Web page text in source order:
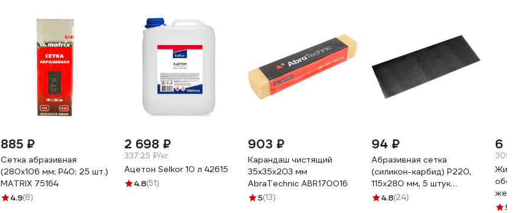
885 ₽
Сетка абразивная
(280х106 мм; P40; 25 шт.)
MATRIX 75164
4.9(8)
2 698 ₽
337.25 ₽/кг
Ацетон Selkor 10 л 42615
4.8(51)
903 ₽
Карандаш чистящий
35x35x203 мм
AbraTechnic ABR170016
5(13)
94 ₽
Абразивная сетка
(силикон-карбид) P220,
115х280 мм, 5 штук
BRUSHTEX 3000220
4.8(24)
6
309.5
5